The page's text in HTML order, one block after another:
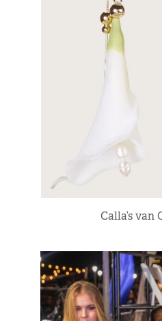
Calla’s van